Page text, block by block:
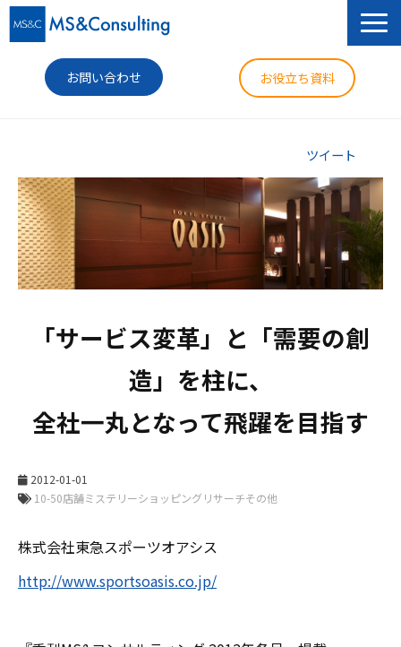
お問い合わせ お役立ち資料
セミナー
導入事例
コラム
企業情報
ツイート
「サービス変革」と「需要の創
造」を柱に、
全社一丸となって飛躍を目指す
2012-01-01
株式会社東急スポーツオアシス
http://www.sportsoasis.co.jp/